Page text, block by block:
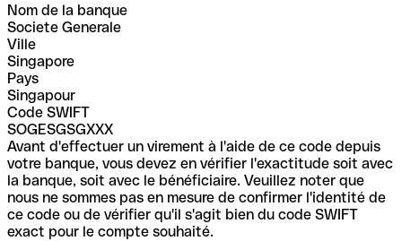
Nom de la banque
Societe Generale
Ville
Singapore
Pays
Singapour
Code SWIFT
SOGESGSGXXX
Avant d'effectuer un virement à l'aide de ce code depuis
votre banque, vous devez en vérifier l'exactitude soit avec
la banque, soit avec le bénéficiaire. Veuillez noter que
nous ne sommes pas en mesure de confirmer l'identité de
ce code ou de vérifier qu'il s'agit bien du code SWIFT
exact pour le compte souhaité.